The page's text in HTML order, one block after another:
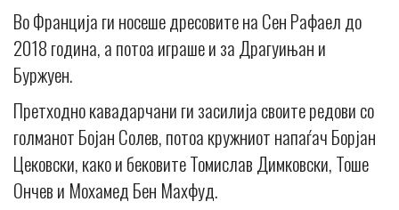
Во Франција ги носеше дресовите на Сен Рафаел до
2018 година, а потоа играше и за Драгуињан и
Буржуен.
Претходно кавадарчани ги засилија своите редови со
голманот Бојан Солев, потоа кружниот напаѓач Борјан
Цековски, како и бековите Томислав Димковски, Тоше
Ончев и Мохамед Бен Махфуд.